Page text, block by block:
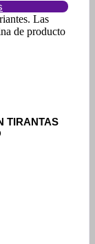
Las
de producto
TIRANTAS